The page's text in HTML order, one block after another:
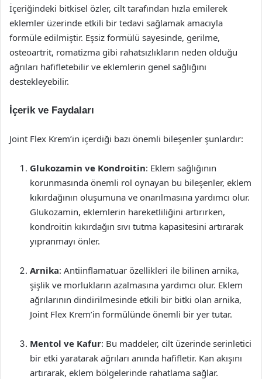
İçeriğindeki bitkisel özler, cilt tarafından hızla emilerek
eklemler üzerinde etkili bir tedavi sağlamak amacıyla
formüle edilmiştir. Eşsiz formülü sayesinde, gerilme,
osteoartrit, romatizma gibi rahatsızlıkların neden olduğu
ağrıları hafifletebilir ve eklemlerin genel sağlığını
destekleyebilir.
İçerik ve Faydaları
Joint Flex Krem’in içerdiği bazı önemli bileşenler şunlardır:
Glukozamin ve Kondroitin: Eklem sağlığının
korunmasında önemli rol oynayan bu bileşenler, eklem
kıkırdağının oluşumuna ve onarılmasına yardımcı olur.
Glukozamin, eklemlerin hareketliliğini artırırken,
kondroitin kıkırdağın sıvı tutma kapasitesini artırarak
yıpranmayı önler.
Arnika: Antiinflamatuar özellikleri ile bilinen arnika,
şişlik ve morlukların azalmasına yardımcı olur. Eklem
ağrılarının dindirilmesinde etkili bir bitki olan arnika,
Joint Flex Krem’in formülünde önemli bir yer tutar.
Mentol ve Kafur: Bu maddeler, cilt üzerinde serinletici
bir etki yaratarak ağrıları anında hafifletir. Kan akışını
artırarak, eklem bölgelerinde rahatlama sağlar.